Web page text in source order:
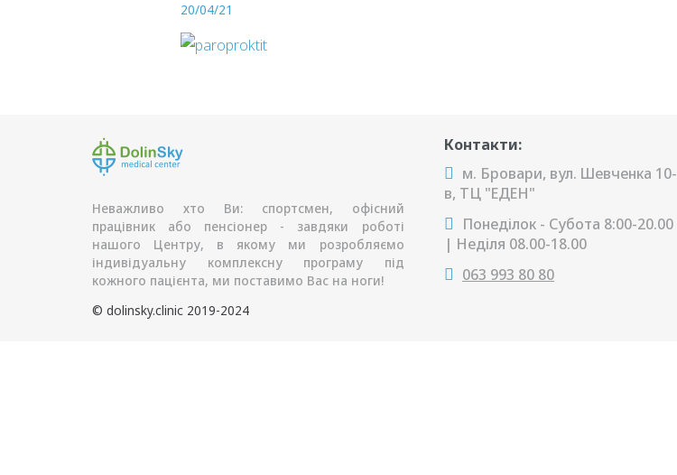
20/04/21
Неважливо хто Ви: спортсмен, офісний
працівник або пенсіонер - завдяки роботі
нашого Центру, в якому ми розробляємо
індивідуальну комплексну програму під
кожного пацієнта, ми поставимо Вас на ноги!
© dolinsky.clinic 2019-2024
Контакти:
м. Бровари, вул. Шевченка 10-
в, ТЦ "ЕДЕН"
Понеділок - Субота 8:00-20.00
| Неділя 08.00-18.00
063 993 80 80